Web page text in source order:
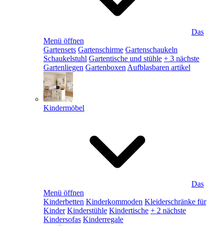
Das
Menü öffnen
Gartensets Gartenschirme Gartenschaukeln
Schaukelstuhl Gartentische und stühle + 3 nächste
Gartenliegen Gartenboxen Aufblasbaren artikel
Kindermöbel
Das
Menü öffnen
Kinderbetten Kinderkommoden Kleiderschränke für
Kinder Kinderstühle Kindertische + 2 nächste
Kindersofas Kinderregale